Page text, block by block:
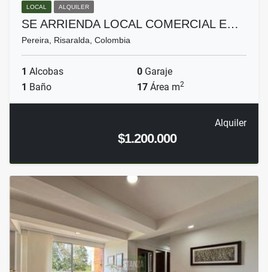
LOCAL ALQUILER
SE ARRIENDA LOCAL COMERCIAL E…
Pereira, Risaralda, Colombia
1 Alcobas 0 Garaje
1 Baño 17 Área m2
Alquiler
$1.200.000